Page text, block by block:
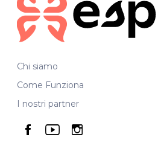
Chi siamo
Come Funziona
I nostri partner
seguici su
seguici su
seguici su